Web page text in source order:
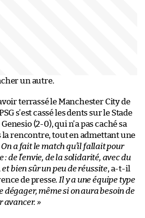
un autre.
terrassé le Manchester City de
s’est cassé les dents sur le Stade
(2-0), qui n’a pas caché sa
la rencontre, tout en admettant une
On a fait le match qu’il fallait pour
: de l’envie, de la solidarité, avec du
bien sûr un peu de réussite, a-t-il
de presse. Il y a une équipe type
dégager, même si on aura besoin de
avancer. »